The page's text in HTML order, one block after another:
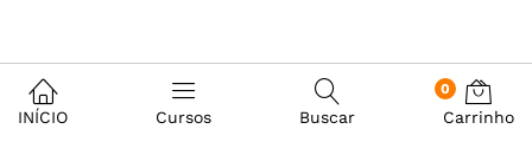
INÍCIO Cursos Buscar
0
Carrinho